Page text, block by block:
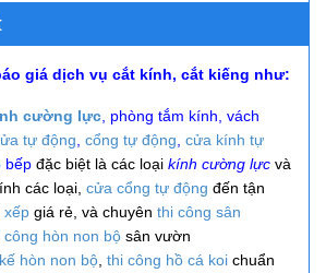
giá dịch vụ cắt kính, cắt kiếng như:
cường lực , phòng tắm kính, vách
tự động cổng tự động cửa kính tự
bếp đặc biệt là các loại kính cường lực và
các loại, cửa cổng tự động đến tận
xếp giá rẻ, và chuyên thi công sân
công hòn non bộ sân vườn
hòn non bộ thi công hồ cá koi chuẩn